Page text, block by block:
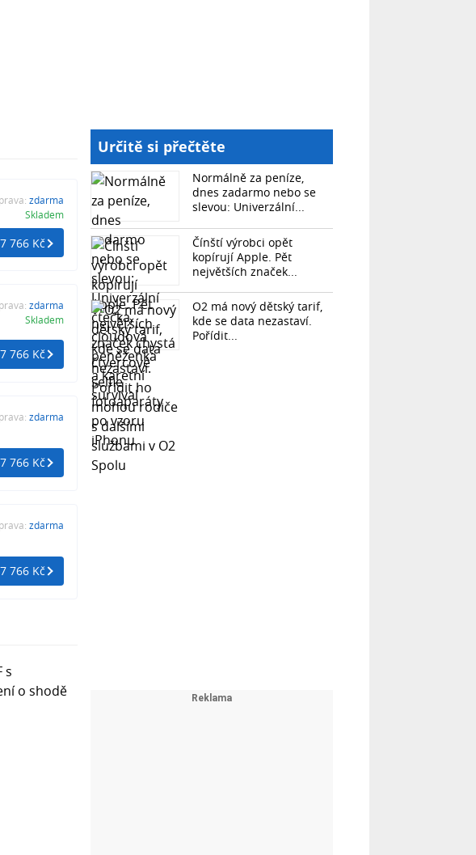
zdarma
Skladem
766 Kč
zdarma
Skladem
766 Kč
zdarma
766 Kč
zdarma
766 Kč
s
o shodě
Určitě si přečtěte
Normálně za peníze,
dnes zadarmo nebo se
slevou: Univerzální...
Čínští výrobci opět
kopírují Apple. Pět
největších značek...
O2 má nový dětský tarif,
kde se data nezastaví.
Pořídit...